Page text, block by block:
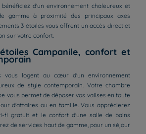
bénéficiez d'un environnement chaleureux et
gamme à proximité des principaux axes
3 étoiles vous offrent un accès direct et
sur votre confort.
Campanile, confort et
vous logent au cœur d'un environnement
de style contemporain. Votre chambre
vous permet de déposer vos valises en toute
d'affaires ou en famille. Vous apprécierez
fi gratuit et le confort d'une salle de bains
de services haut de gamme, pour un séjour